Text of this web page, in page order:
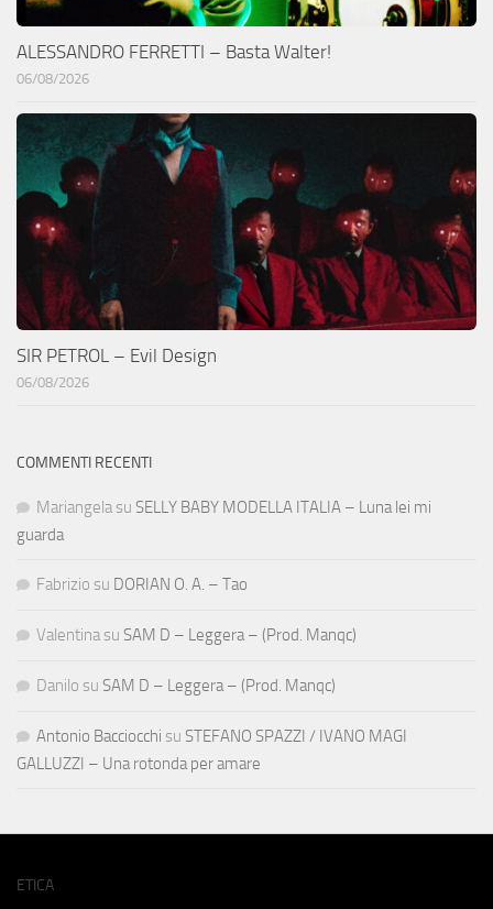
ALESSANDRO FERRETTI – Basta Walter!
06/08/2026
SIR PETROL – Evil Design
06/08/2026
COMMENTI RECENTI
Mariangela su SELLY BABY MODELLA ITALIA – Luna lei mi
guarda
Fabrizio su DORIAN O. A. – Tao
Valentina su SAM D – Leggera – (Prod. Manqc)
Danilo su SAM D – Leggera – (Prod. Manqc)
Antonio Bacciocchi su STEFANO SPAZZI / IVANO MAGI
GALLUZZI – Una rotonda per amare
ETICA